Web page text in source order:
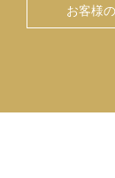
お客様